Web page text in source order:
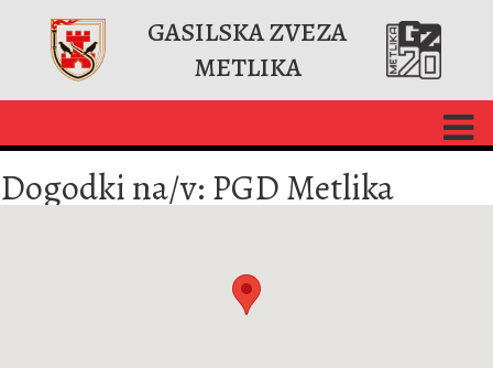
GASILSKA ZVEZA
METLIKA
Dogodki na/v: PGD Metlika